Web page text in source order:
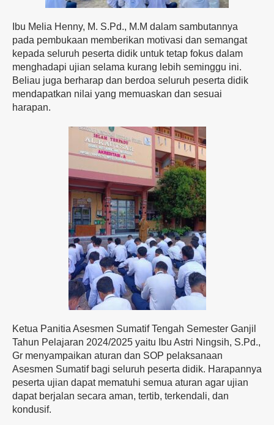
Ibu Melia Henny, M. S.Pd., M.M dalam sambutannya
pada pembukaan memberikan motivasi dan semangat
kepada seluruh peserta didik untuk tetap fokus dalam
menghadapi ujian selama kurang lebih seminggu ini.
Beliau juga berharap dan berdoa seluruh peserta didik
mendapatkan nilai yang memuaskan dan sesuai
harapan.
Ketua Panitia Asesmen Sumatif Tengah Semester Ganjil
Tahun Pelajaran 2024/2025 yaitu Ibu Astri Ningsih, S.Pd.,
Gr menyampaikan aturan dan SOP pelaksanaan
Asesmen Sumatif bagi seluruh peserta didik. Harapannya
peserta ujian dapat mematuhi semua aturan agar ujian
dapat berjalan secara aman, tertib, terkendali, dan
kondusif.